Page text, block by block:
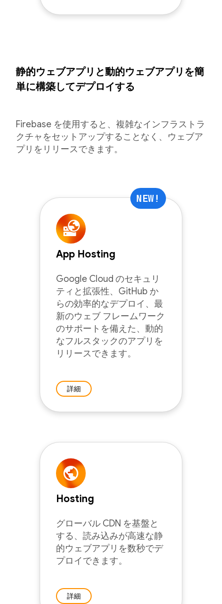
静的ウェブアプリと動的ウェブアプリを簡
単に構築してデプロイする
Firebase を使用すると、複雑なインフラストラ
クチャをセットアップすることなく、ウェブア
プリをリリースできます。
NEW!
App Hosting
Google Cloud のセキュリ
ティと拡張性、GitHub か
らの効率的なデプロイ、最
新のウェブ フレームワーク
のサポートを備えた、動的
なフルスタックのアプリを
リリースできます。
詳細
Hosting
グローバル CDN を基盤と
する、読み込みが高速な静
的ウェブアプリを数秒でデ
プロイできます。
詳細